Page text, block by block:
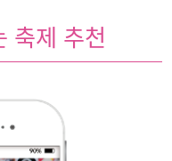
축제 추천